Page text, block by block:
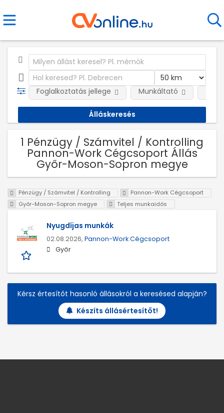
Foglalkoztatás jellege Munkáltató
1 Pénzügy / Számvitel / Kontrolling
Pannon-Work Cégcsoport Állás
Győr-Moson-Sopron megye
Pénzügy / Számvitel / Kontrolling
Pannon-Work Cégcsoport
Győr-Moson-Sopron megye
Teljes munkaidős
Nyugdíjas munkák
02.08.2026, Pannon-Work Cégcsoport
Győr
Kérsz értesítőt hasonló állásokról a keresésed alapján?
Készíts állásértesítőt!